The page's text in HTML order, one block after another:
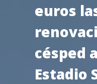
euros
césped
Estadio